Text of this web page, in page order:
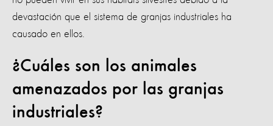
devastación que el sistema de granjas industriales ha
causado en ellos.
¿Cuáles son los animales
amenazados por las granjas
industriales?